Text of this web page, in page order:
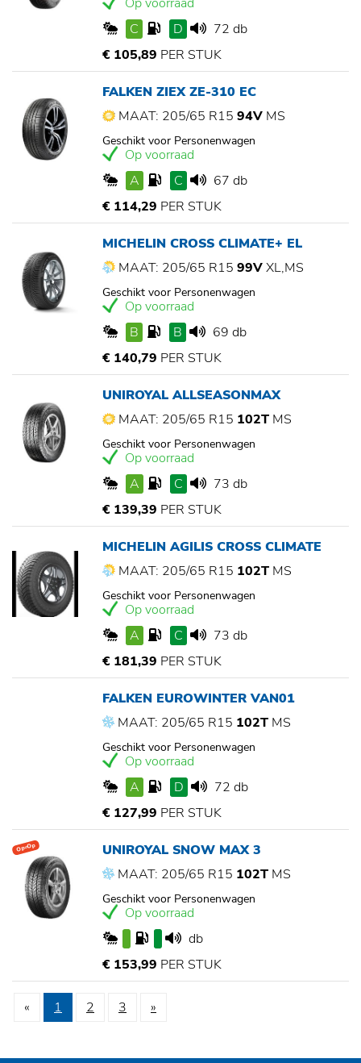
C
D
72 db
€ 105,89 PER STUK
FALKEN ZIEX ZE-310 EC
MAAT: 205/65 R15 94V MS
Geschikt voor Personenwagen
Op voorraad
A
C
67 db
€ 114,29 PER STUK
MICHELIN CROSS CLIMATE+ EL
MAAT: 205/65 R15 99VXL,MS
Geschikt voor Personenwagen
Op voorraad
B
B
69 db
€ 140,79 PER STUK
UNIROYAL ALLSEASONMAX
MAAT: 205/65 R15 102T MS
Geschikt voor Personenwagen
Op voorraad
A
C
73 db
€ 139,39 PER STUK
MICHELIN AGILIS CROSS CLIMATE
MAAT: 205/65 R15 102T MS
Geschikt voor Personenwagen
Op voorraad
A
C
73 db
€ 181,39 PER STUK
FALKEN EUROWINTER VAN01
MAAT: 205/65 R15 102T MS
Geschikt voor Personenwagen
Op voorraad
A
D
72 db
€ 127,99 PER STUK
Op=Op
UNIROYAL SNOW MAX 3
MAAT: 205/65 R15 102T MS
Geschikt voor Personenwagen
Op voorraad
db
€ 153,99 PER STUK
« 1 2 3 »